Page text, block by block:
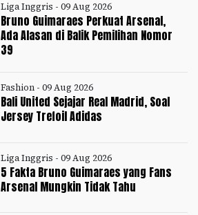
Liga Inggris - 09 Aug 2026
Bruno Guimaraes Perkuat Arsenal,
Ada Alasan di Balik Pemilihan Nomor
39
Fashion - 09 Aug 2026
Bali United Sejajar Real Madrid, Soal
Jersey Trefoil Adidas
Liga Inggris - 09 Aug 2026
5 Fakta Bruno Guimaraes yang Fans
Arsenal Mungkin Tidak Tahu